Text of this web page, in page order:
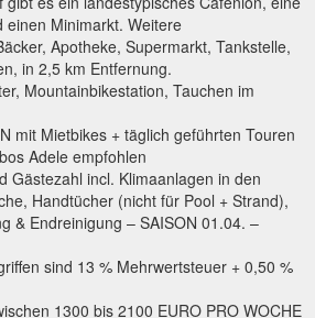
einen Minimarkt. Weitere
Apotheke, Supermarkt, Tankstelle,
in 2,5 km Entfernung.
Mountainbikestation, Tauchen im
mit Mietbikes + täglich geführten Touren
Adele empfohlen
Gästezahl incl. Klimaanlagen in den
Handtücher (nicht für Pool + Strand),
& Endreinigung – SAISON 01.04. –
sind 13 % Mehrwertsteuer + 0,50 %
1300 bis 2100 EURO PRO WOCHE